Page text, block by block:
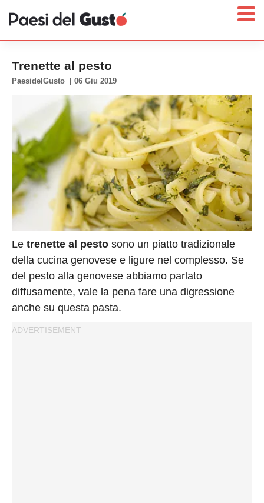
News
Interviste
Territori
Prodotti
Answer
Newsletter
Privacy
Policy
Cookies
Trenette al pesto
PaesidelGusto 06 Giu 2019
Le trenette al pesto sono un piatto tradizionale
della cucina genovese e ligure nel complesso. Se
del pesto alla genovese abbiamo parlato
diffusamente, vale la pena fare una digressione
anche su questa pasta.